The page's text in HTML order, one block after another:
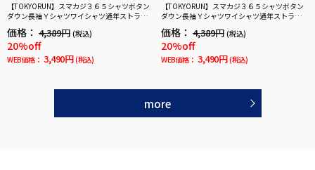
【TOKYORUN】スマカジ３６５シャツボタン
ダウン長袖Ｙシャツワイシャツ通年ストライ
プ
価格： 4,389円 (税込)
20%off
WEB価格： 3,490円 (税込)
【TOKYORUN】スマカジ３６５シャツボタン
ダウン長袖Ｙシャツワイシャツ通年ストライ
プ
価格： 4,389円 (税込)
20%off
WEB価格： 3,490円 (税込)
more